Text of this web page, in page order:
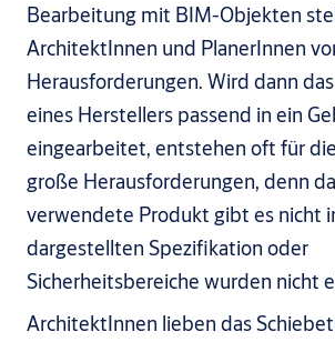
Bearbeitung mit BIM-Objekten
ArchitektInnen und PlanerInnen
Herausforderungen. Wird dann
eines Herstellers passend in ein
eingearbeitet, entstehen oft für
große Herausforderungen, denn
verwendete Produkt gibt es nicht
dargestellten Spezifikation oder
Sicherheitsbereiche wurden nicht
ArchitektInnen lieben das